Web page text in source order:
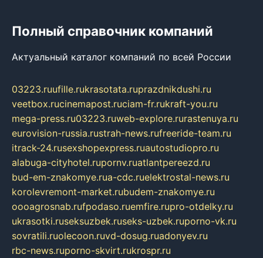
Полный справочник компаний
Актуальный каталог компаний по всей России
03223.ruufille.rukrasotata.ruprazdnikdushi.ru
veetbox.rucinemapost.ruciam-fr.rukraft-you.ru
mega-press.ru03223.ruweb-explore.rurastenuya.ru
eurovision-russia.rustrah-news.rufreeride-team.ru
itrack-24.rusexshopexpress.ruautostudiopro.ru
alabuga-cityhotel.rupornv.ruatlantpereezd.ru
bud-em-znakomye.rua-cdc.ruelektrostal-news.ru
korolevremont-market.rubudem-znakomye.ru
oooagrosnab.rufpodaso.ruemfire.rupro-otdelky.ru
ukrasotki.ruseksuzbek.ruseks-uzbek.ruporno-vk.ru
sovratili.ruolecoon.ruvd-dosug.ruadonyev.ru
rbc-news.ruporno-skvirt.rukrospr.ru